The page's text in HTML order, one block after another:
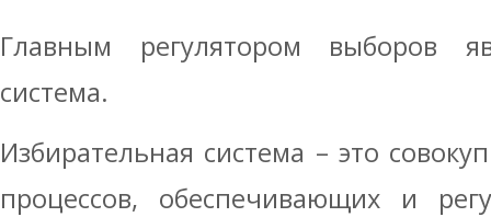
Главным регулятором выборов
система.
Избирательная система – это
процессов, обеспечивающих и